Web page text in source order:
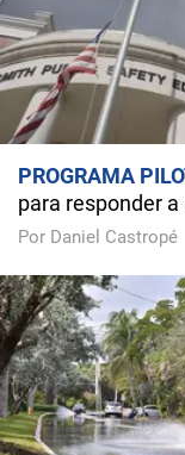
PROGRAMA
para responder
Por Daniel Castropé